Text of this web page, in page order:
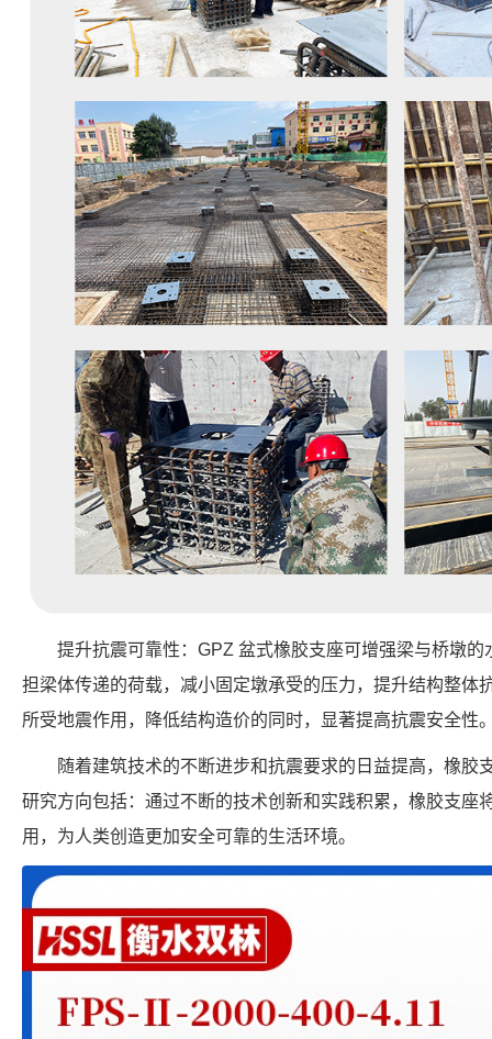
提升抗震可靠性：GPZ 盆式橡胶支座可增强梁与桥墩
担梁体传递的荷载，减小固定墩承受的压力，提升结构整体
所受地震作用，降低结构造价的同时，显著提高抗震安全性
随着建筑技术的不断进步和抗震要求的日益提高，橡胶
研究方向包括：通过不断的技术创新和实践积累，橡胶支座
用，为人类创造更加安全可靠的生活环境。